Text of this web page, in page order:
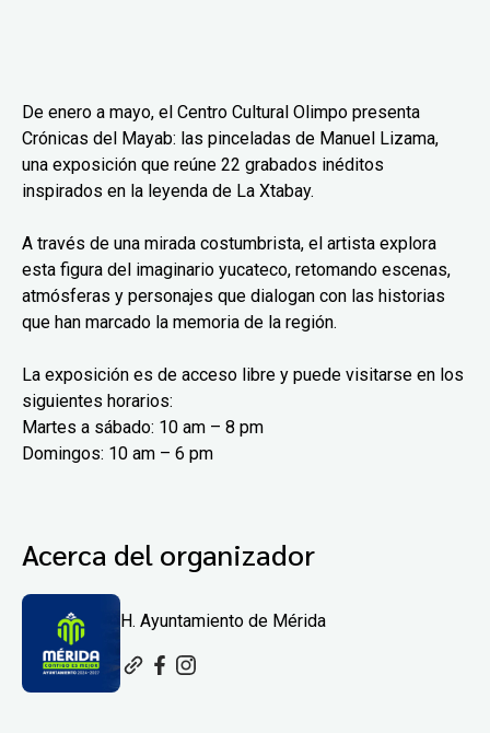
De enero a mayo, el Centro Cultural Olimpo presenta
Crónicas del Mayab: las pinceladas de Manuel Lizama,
una exposición que reúne 22 grabados inéditos
inspirados en la leyenda de La Xtabay.
A través de una mirada costumbrista, el artista explora
esta figura del imaginario yucateco, retomando escenas,
atmósferas y personajes que dialogan con las historias
que han marcado la memoria de la región.
La exposición es de acceso libre y puede visitarse en los
siguientes horarios:
Martes a sábado: 10 am – 8 pm
Domingos: 10 am – 6 pm
Acerca del organizador
H. Ayuntamiento de Mérida